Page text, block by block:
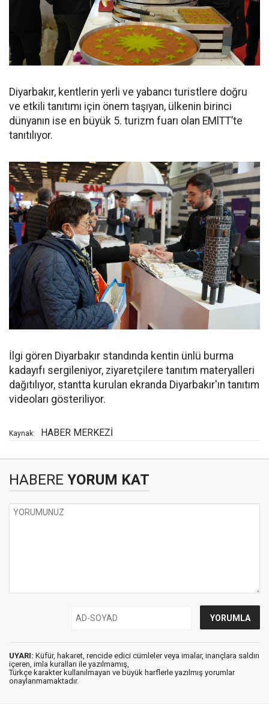
Diyarbakır, kentlerin yerli ve yabancı turistlere doğru
ve etkili tanıtımı için önem taşıyan, ülkenin birinci
dünyanın ise en büyük 5. turizm fuarı olan EMlTT’te
tanıtılıyor.
İlgi gören Diyarbakır standında kentin ünlü burma
kadayıfı sergileniyor, ziyaretçilere tanıtım materyalleri
dağıtılıyor, stantta kurulan ekranda Diyarbakır'ın tanıtım
videoları gösteriliyor.
Kaynak: HABER MERKEZİ
HABERE YORUM KAT
UYARI: Küfür, hakaret, rencide edici cümleler veya imalar, inançlara saldırı
içeren, imla kuralları ile yazılmamış,
Türkçe karakter kullanılmayan ve büyük harflerle yazılmış yorumlar
onaylanmamaktadır.